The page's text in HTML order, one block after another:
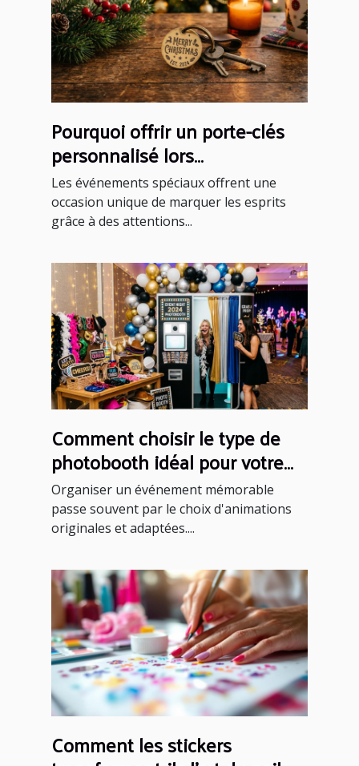
Pourquoi offrir un porte-clés
personnalisé lors
d'événements spéciaux ?
Les événements spéciaux offrent une
occasion unique de marquer les esprits
grâce à des attentions...
Comment choisir le type de
photobooth idéal pour votre
événement ?
Organiser un événement mémorable
passe souvent par le choix d'animations
originales et adaptées....
Comment les stickers